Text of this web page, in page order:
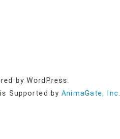
by WordPress.
is Supported byAnimaGate, Inc.